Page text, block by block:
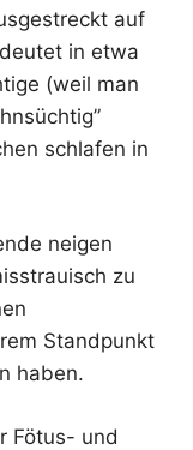
auf
in etwa
(weil man
schlafen in
neigen
zu
Standpunkt
haben.
Fötus- und